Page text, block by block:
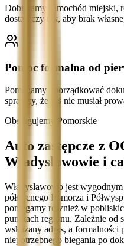
Dobieramy samochód miejski,
dostawczy tak, aby brak
Pomoc formalna od
Pomagamy uporządkować
sprawcy, żebyś nie musiał
Obsługujemy Pomorskie
Auto zastępcze z
Władysławowie i
Władysławowo jest
północnego Pomorza i
pomagamy również w
punktach regionu. Zależnie od
wskazany adres, a formalności
niepotrzebnego biegania po